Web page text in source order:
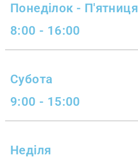
Понеділок - П'ятниця
8:00 - 16:00
Субота
9:00 - 15:00
Неділя